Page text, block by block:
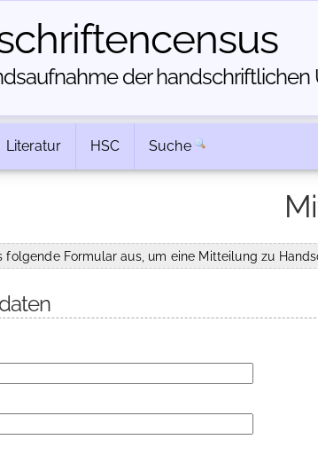
der
Literatur HSC Suche
folgende Formular aus, um eine Mitteilung zu